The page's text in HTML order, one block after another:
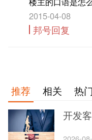
2015-04-08
邦号回复
推荐 相关
热门
开发